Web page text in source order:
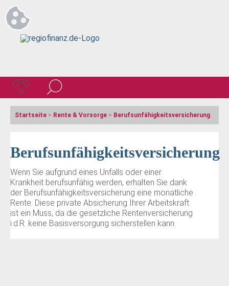
Startseite > Rente & Vorsorge > Berufs­unfähigkeitsversicherung
Berufsunfähigkeitsversicherung
Wenn Sie aufgrund eines Unfalls oder einer
Krankheit berufsunfähig werden, erhalten Sie dank
der Berufsunfähigkeitsversicherung eine monatliche
Rente. Diese private Absicherung Ihrer Arbeitskraft
ist ein Muss, da die gesetzliche Rentenversicherung
i.d.R. keine Basisversorgung sicherstellen kann.